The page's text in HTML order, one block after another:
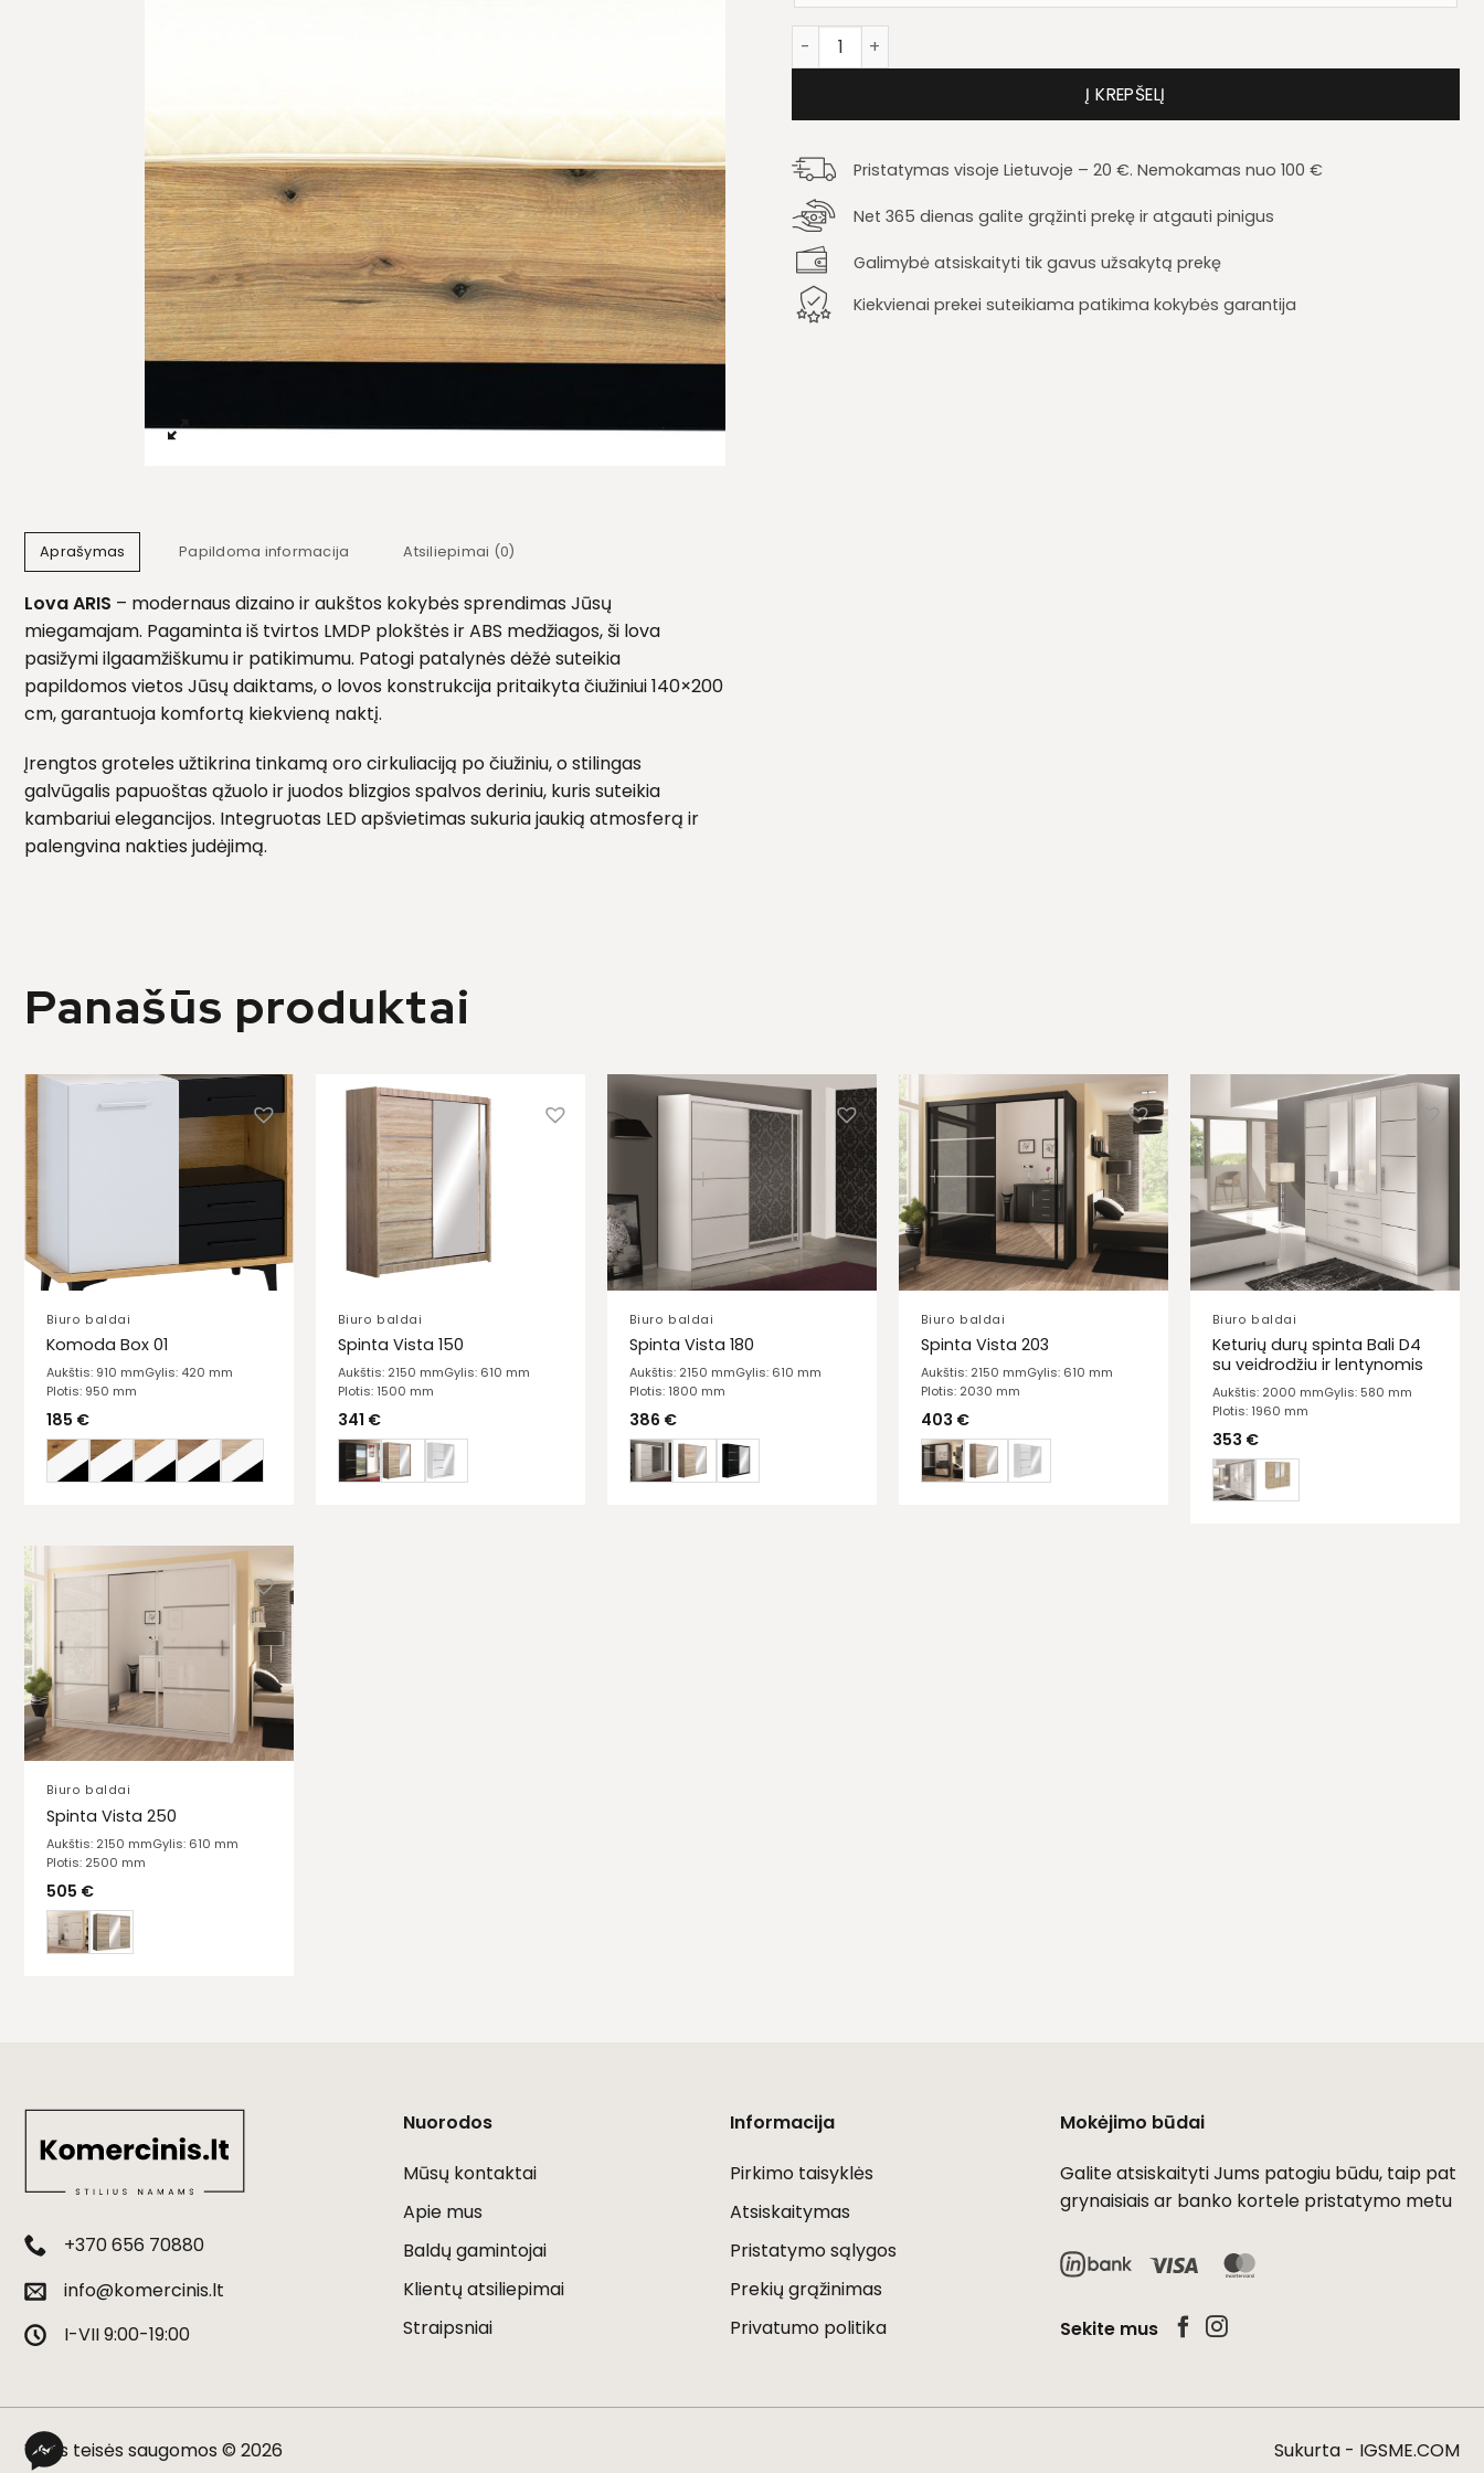
Aprašymas Papildoma informacija Atsiliepimai (0)
Lova ARIS – modernaus dizaino ir aukštos kokybės sprendimas Jūsų
miegamajam. Pagaminta iš tvirtos LMDP plokštės ir ABS medžiagos, ši lova
pasižymi ilgaamžiškumu ir patikimumu. Patogi patalynės dėžė suteikia
papildomos vietos Jūsų daiktams, o lovos konstrukcija pritaikyta čiužiniui 140×200
cm, garantuoja komfortą kiekvieną naktį.
Įrengtos groteles užtikrina tinkamą oro cirkuliaciją po čiužiniu, o stilingas
galvūgalis papuoštas ąžuolo ir juodos blizgios spalvos deriniu, kuris suteikia
kambariui elegancijos. Integruotas LED apšvietimas sukuria jaukią atmosferą ir
palengvina nakties judėjimą.
produkto kiekis: Lova Aris AS14/140
Į KREPŠELĮ
Pristatymas visoje Lietuvoje – 20 €. Nemokamas nuo 100 €
Net 365 dienas galite grąžinti prekę ir atgauti pinigus
Galimybė atsiskaityti tik gavus užsakytą prekę
Kiekvienai prekei suteikiama patikima kokybės garantija
Panašūs produktai
Biuro baldai
Komoda Box 01
Aukštis: 910 mmGylis: 420 mm
Plotis: 950 mm
185 €
Biuro baldai
Spinta Vista 150
Aukštis: 2150 mmGylis: 610 mm
Plotis: 1500 mm
341 €
Biuro baldai
Spinta Vista 180
Aukštis: 2150 mmGylis: 610 mm
Plotis: 1800 mm
386 €
Biuro baldai
Spinta Vista 203
Aukštis: 2150 mmGylis: 610 mm
Plotis: 2030 mm
403 €
Biuro baldai
Keturių durų spinta Bali D4
su veidrodžiu ir lentynomis
Aukštis: 2000 mmGylis: 580 mm
Plotis: 1960 mm
353 €
Biuro baldai
Spinta Vista 250
Aukštis: 2150 mmGylis: 610 mm
Plotis: 2500 mm
505 €
+370 656 70880
info@komercinis.lt
I-VII 9:00-19:00
Nuorodos
Mūsų kontaktai
Apie mus
Baldų gamintojai
Klientų atsiliepimai
Straipsniai
Informacija
Pirkimo taisyklės
Atsiskaitymas
Pristatymo sąlygos
Prekių grąžinimas
Privatumo politika
Mokėjimo būdai
Galite atsiskaityti Jums patogiu būdu, taip pat
grynaisiais ar banko kortele pristatymo metu
Visa
Sekite mus
Visos teisės saugomos © 2026 Sukurta - IGSME.COM